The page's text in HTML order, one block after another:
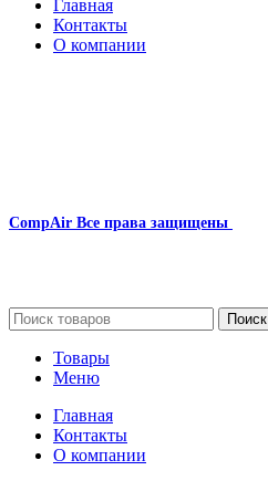
Главная
Контакты
О компании
CompAir Все права защищены
Поиск
Товары
Меню
Главная
Контакты
О компании